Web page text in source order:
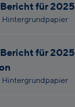
für 2025
Hintergrundpapier
für 2025
Hintergrundpapier